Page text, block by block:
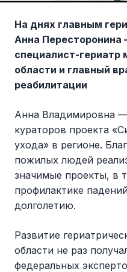
На днях главным
Анна
специалист-гериатр
области и главный
реабилитации
Анна Владимировна
кураторов проекта
ухода» в регионе.
пожилых людей
значимые проекты, в
профилактике
долголетию.
Развитие
области не раз
федеральных